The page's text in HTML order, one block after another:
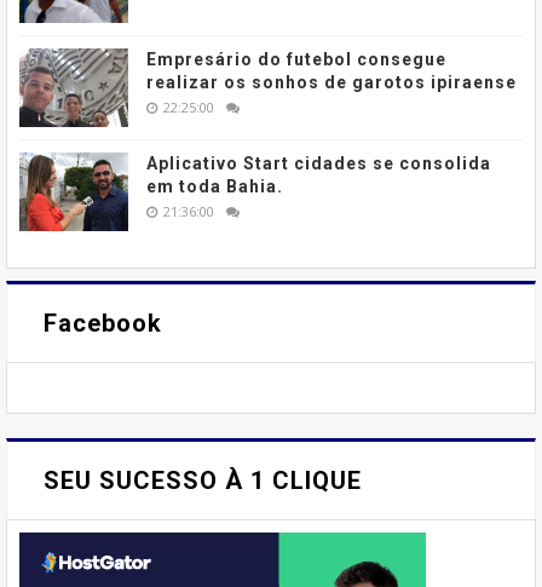
Empresário do futebol consegue
realizar os sonhos de garotos ipiraense
22:25:00
Aplicativo Start cidades se consolida
em toda Bahia.
21:36:00
Facebook
SEU SUCESSO À 1 CLIQUE